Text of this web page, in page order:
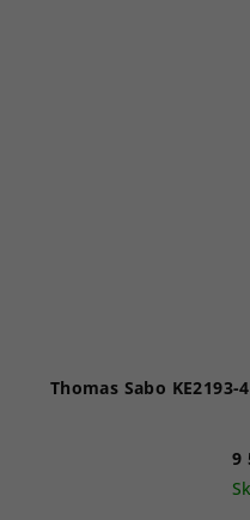
Thomas Sabo KE2193-
9